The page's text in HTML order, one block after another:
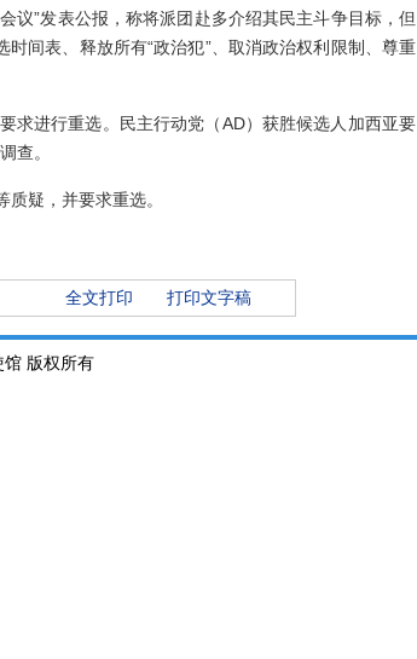
议”发表公报，称将派团赴多介绍其民主斗争目标，但
间表、释放所有“政治犯”、取消政治权利限制、尊重
求进行重选。民主行动党（AD）获胜候选人加西亚要
查。
疑，并要求重选。
全文打印 打印文字稿
馆 版权所有